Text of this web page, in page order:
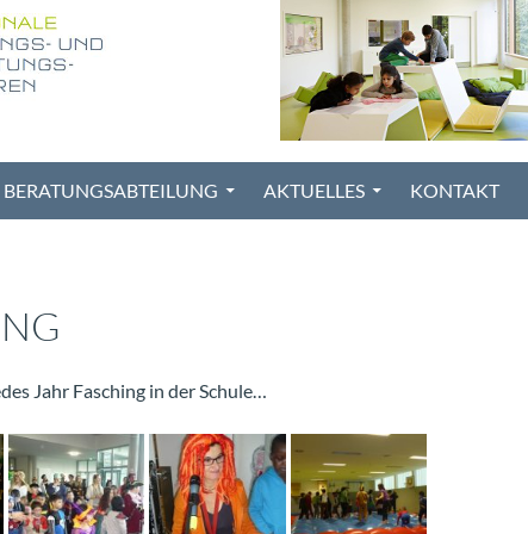
BERATUNGSABTEILUNG AKTUELLES KONTAKT
Jahr Fasching in der Schule…